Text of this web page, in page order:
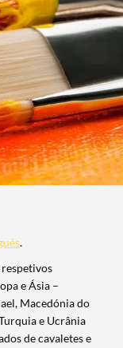
.
e Ásia –
Macedónia do
e Ucrânia
de cavaletes e